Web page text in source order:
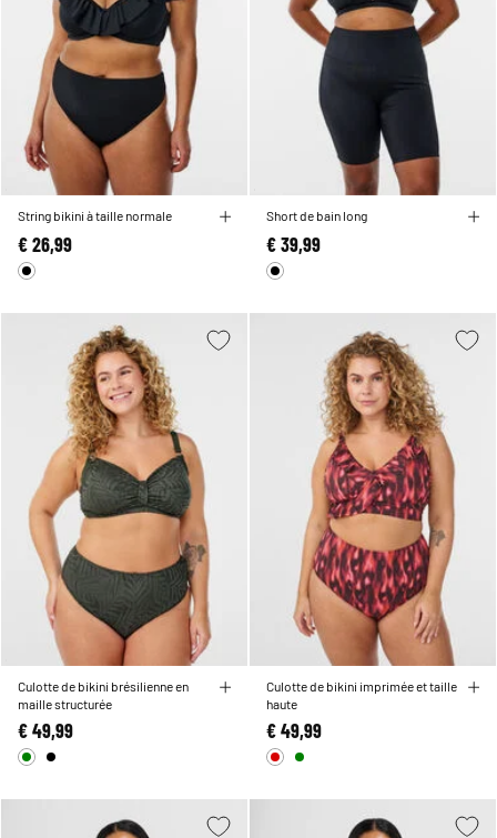
String bikini à taille normale
€ 26,99
Short de bain long
€ 39,99
Culotte de bikini brésilienne en
maille structurée
€ 49,99
Culotte de bikini imprimée et taille
haute
€ 49,99